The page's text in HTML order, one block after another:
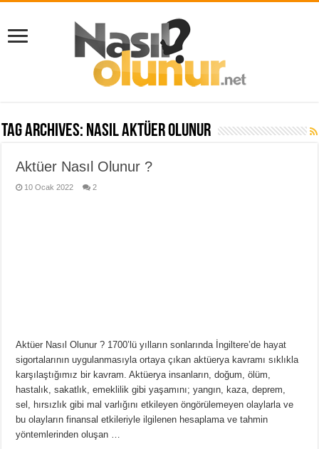
Tag Archives: nasıl aktüer olunur
Aktüer Nasıl Olunur ?
10 Ocak 2022 2
Aktüer Nasıl Olunur ? 1700’lü yılların sonlarında İngiltere’de hayat
sigortalarının uygulanmasıyla ortaya çıkan aktüerya kavramı sıklıkla
karşılaştığımız bir kavram. Aktüerya insanların, doğum, ölüm,
hastalık, sakatlık, emeklilik gibi yaşamını; yangın, kaza, deprem,
sel, hırsızlık gibi mal varlığını etkileyen öngörülemeyen olaylarla ve
bu olayların finansal etkileriyle ilgilenen hesaplama ve tahmin
yöntemlerinden oluşan …